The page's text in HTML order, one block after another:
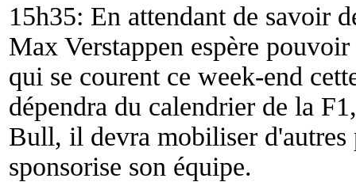
15h35: En attendant de savoir
Max Verstappen espère
qui se courent ce week-end
dépendra du calendrier de la
Bull, il devra mobiliser d'autres
sponsorise son équipe.